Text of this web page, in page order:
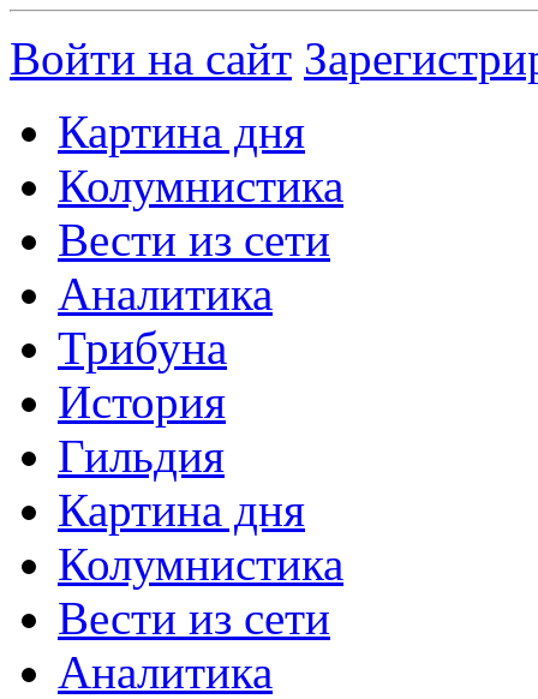
Войти на сайт
Картина дня
Колумнистика
Вести из сети
Аналитика
Трибуна
История
Гильдия
Картина дня
Колумнистика
Вести из сети
Аналитика